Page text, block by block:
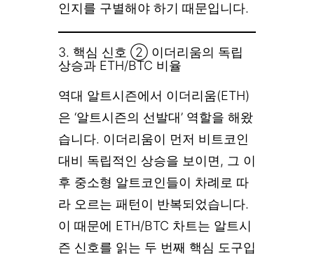
인지를 구별해야 하기 때문입니다.
3. 핵심 신호 ② 이더리움의 독립
상승과 ETH/BTC 비율
역대 알트시즌에서 이더리움(ETH)
은 ‘알트시즌의 선발대’ 역할을 해왔
습니다. 이더리움이 먼저 비트코인
대비 독립적인 상승을 보이면, 그 이
후 중소형 알트코인들이 차례로 따
라 오르는 패턴이 반복되었습니다.
이 때문에 ETH/BTC 차트는 알트시
즌 신호를 읽는 두 번째 핵심 도구입